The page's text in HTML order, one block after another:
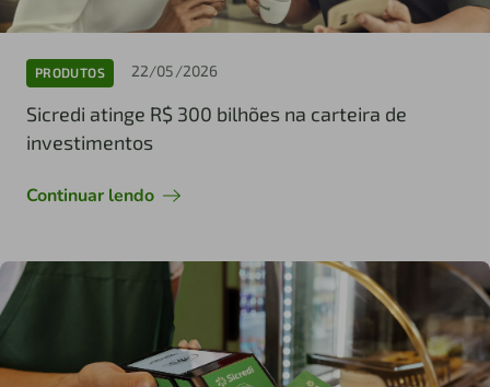
PRODUTOS 22/05/2026
Sicredi atinge R$ 300 bilhões na carteira de
investimentos
Continuar lendo